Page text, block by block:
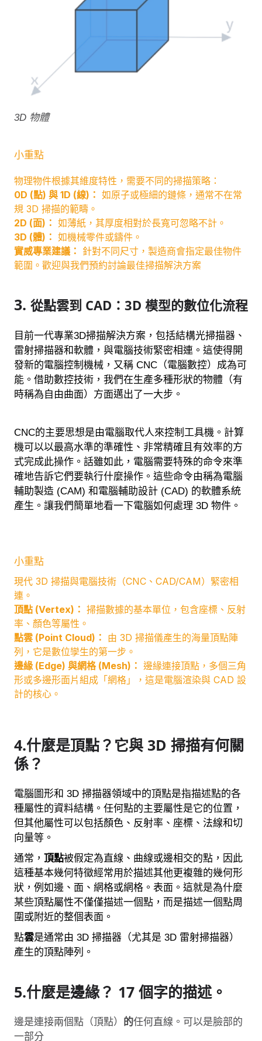
3D 物體
小重點
物理物件根據其維度特性，需要不同的掃描策略：
0D (點) 與 1D (線)： 如原子或極細的鏈條，通常不在常
規 3D 掃描的範疇。
2D (面)： 如薄紙，其厚度相對於長寬可忽略不計。
3D (體)： 如機械零件或鑄件。
實威專業建議： 針對不同尺寸，製造商會指定最佳物件
範圍。歡迎與我們預約討論最佳掃描解決方案
3. 從點雲到 CAD：3D 模型的數位化流程
目前一代專業3D掃描解決方案，包括結構光掃描器、
雷射掃描器和軟體，與電腦技術緊密相連。這使得開
發新的電腦控制機械，又稱 CNC（電腦數控）成為可
能。借助數控技術，我們在生產多種形狀的物體（有
時稱為自由曲面）方面邁出了一大步。
CNC的主要思想是由電腦取代人來控制工具機。計算
機可以以最高水準的準確性、非常精確且有效率的方
式完成此操作。話雖如此，電腦需要特殊的命令來準
確地告訴它們要執行什麼操作。這些命令由稱為電腦
輔助製造 (CAM) 和電腦輔助設計 (CAD) 的軟體系統
產生。讓我們簡單地看一下電腦如何處理 3D 物件。
小重點
現代 3D 掃描與電腦技術（CNC、CAD/CAM）緊密相
連。
頂點 (Vertex)： 掃描數據的基本單位，包含座標、反射
率、顏色等屬性。
點雲 (Point Cloud)： 由 3D 掃描儀產生的海量頂點陣
列，它是數位孿生的第一步。
邊緣 (Edge) 與網格 (Mesh)： 邊緣連接頂點，多個三角
形或多邊形面片組成「網格」，這是電腦渲染與 CAD 設
計的核心。
4.什麼是頂點？它與 3D 掃描有何關
係？
電腦圖形和 3D 掃描器領域中的頂點是指描述點的各
種屬性的資料結構。任何點的主要屬性是它的位置，
但其他屬性可以包括顏色、反射率、座標、法線和切
向量等。
通常， 頂點被假定為直線、曲線或邊相交的點，因此
這種基本幾何特徵經常用於描述其他更複雜的幾何形
狀，例如邊、面、網格或網格。表面。這就是為什麼
某些頂點屬性不僅僅描述一個點，而是描述一個點周
圍或附近的整個表面。
點雲是通常由 3D 掃描器（尤其是 3D 雷射掃描器）
產生的頂點陣列。
5.什麼是邊緣？ 17 個字的描述。
邊是連接兩個點（頂點） 的任何直線。可以是臉部的
一部分